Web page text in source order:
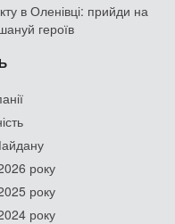
в Оленівці: прийди на
героїв
року
року
року